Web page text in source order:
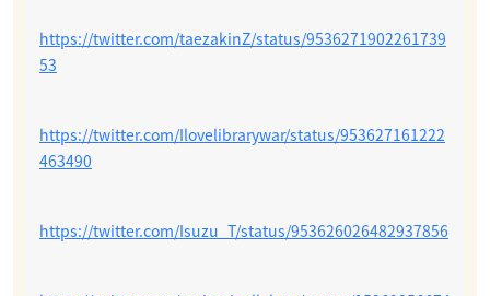
https://twitter.com/taezakinZ/status/9536271902261739
53
https://twitter.com/Ilovelibrarywar/status/953627161222
463490
https://twitter.com/Isuzu_T/status/953626026482937856